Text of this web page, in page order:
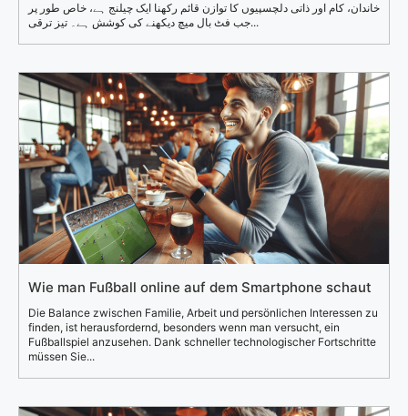
خاندان، کام اور ذاتی دلچسپیوں کا توازن قائم رکھنا ایک چیلنج ہے، خاص طور پر
جب فٹ بال میچ دیکھنے کی کوشش ہے۔ تیز ترقی...
Wie man Fußball online auf dem Smartphone schaut
Die Balance zwischen Familie, Arbeit und persönlichen Interessen zu
finden, ist herausfordernd, besonders wenn man versucht, ein
Fußballspiel anzusehen. Dank schneller technologischer Fortschritte
müssen Sie...